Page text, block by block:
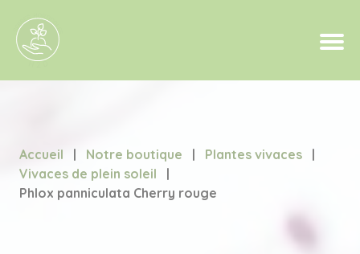
Accueil | Notre boutique | Plantes vivaces
|
Vivaces de plein soleil
|
Phlox panniculata Cherry rouge